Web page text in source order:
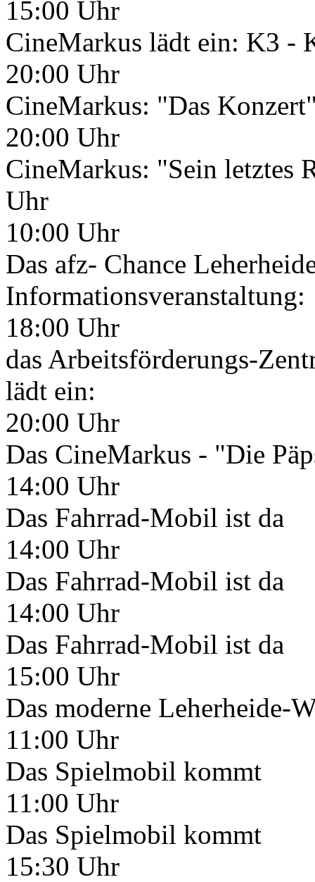
15:00 Uhr
CineMarkus lädt ein: K3 -
20:00 Uhr
CineMarkus: "Das
20:00 Uhr
CineMarkus: "Sein letztes
Uhr
10:00 Uhr
Das afz- Chance
Informationsveranstaltung:
18:00 Uhr
das Arbeitsförderungs-
lädt ein:
20:00 Uhr
Das CineMarkus - "Die
14:00 Uhr
Das Fahrrad-Mobil ist da
14:00 Uhr
Das Fahrrad-Mobil ist da
14:00 Uhr
Das Fahrrad-Mobil ist da
15:00 Uhr
Das moderne Leherheide-
11:00 Uhr
Das Spielmobil kommt
11:00 Uhr
Das Spielmobil kommt
15:30 Uhr